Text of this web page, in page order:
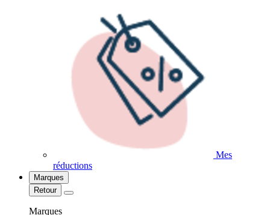
Mes
réductions
Marques
Retour
Marques